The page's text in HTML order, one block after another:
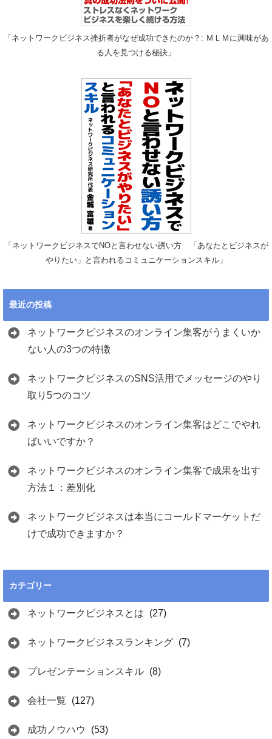
「ネットワークビジネス挫折者がなぜ成功できたのか？: ＭＬＭに興味があ
る人を見つける秘訣」
「ネットワークビジネスでNOと言わせない誘い方 「あなたとビジネスが
やりたい」と言われるコミュニケーションスキル」
最近の投稿
ネットワークビジネスのオンライン集客がうまくいか
ない人の3つの特徴
ネットワークビジネスのSNS活用でメッセージのやり
取り5つのコツ
ネットワークビジネスのオンライン集客はどこでやれ
ばいいですか？
ネットワークビジネスのオンライン集客で成果を出す
方法１：差別化
ネットワークビジネスは本当にコールドマーケットだ
けで成功できますか？
カテゴリー
ネットワークビジネスとは (27)
ネットワークビジネスランキング (7)
プレゼンテーションスキル (8)
会社一覧 (127)
成功ノウハウ (53)